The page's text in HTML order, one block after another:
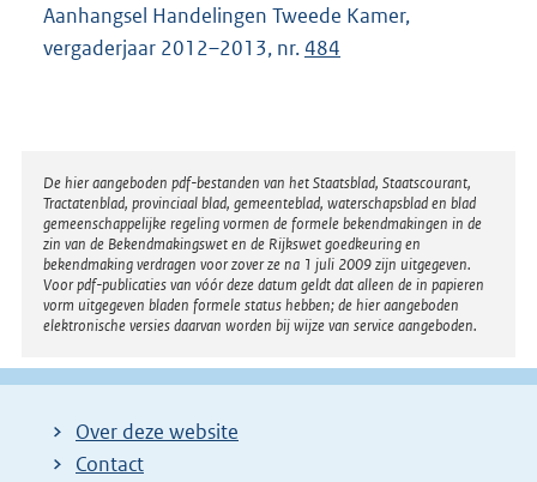
Aanhangsel Handelingen Tweede Kamer,
vergaderjaar 2012–2013, nr. 484
Disclaimer
De hier aangeboden pdf-bestanden van het Staatsblad, Staatscourant,
Tractatenblad, provinciaal blad, gemeenteblad, waterschapsblad en blad
gemeenschappelijke regeling vormen de formele bekendmakingen in de
zin van de Bekendmakingswet en de Rijkswet goedkeuring en
bekendmaking verdragen voor zover ze na 1 juli 2009 zijn uitgegeven.
Voor pdf-publicaties van vóór deze datum geldt dat alleen de in papieren
vorm uitgegeven bladen formele status hebben; de hier aangeboden
elektronische versies daarvan worden bij wijze van service aangeboden.
Over deze website
Contact